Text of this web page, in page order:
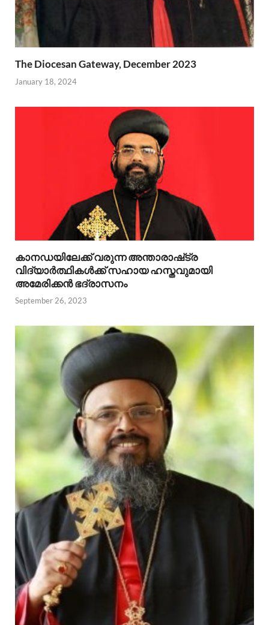
The Diocesan Gateway, December 2023
January 18, 2024
കാനഡയിലേക്ക് വരുന്ന അന്താരാഷ്‌ട്ര
വിദ്യാർത്ഥികൾക്ക് സഹായ ഹസ്തവുമായി
അമേരിക്കൻ ഭദ്രാസനം
September 26, 2023